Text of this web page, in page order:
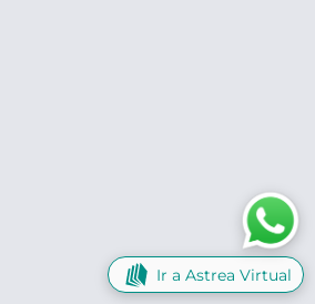
Ir a Astrea Virtual